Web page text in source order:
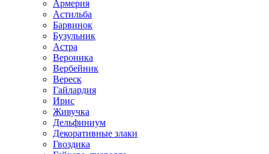
Армерия
Астильбa
Барвинок
Бузульник
Астра
Вероника
Вербейник
Вереск
Гайлардия
Ирис
Живучка
Дельфиниум
Декоративные злаки
Гвоздика